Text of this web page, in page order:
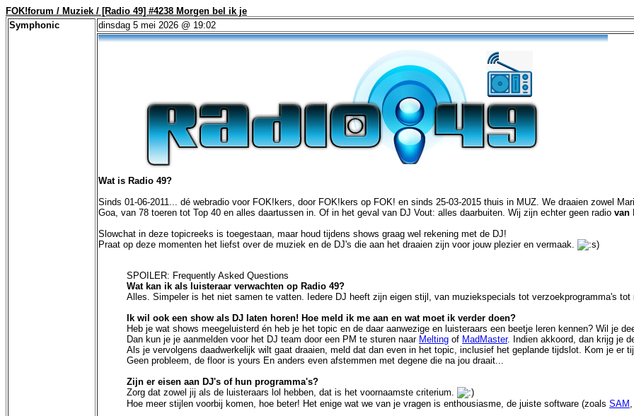
FOK!forum / Muziek / [Radio 49] #4238 Morgen bel ik je
Symphonic
dinsdag 5 mei 2026 @ 19:02
Wat is Radio 49?
Sinds 01-06-2011... dé webradio voor FOK!kers, door FOK!kers op FOK! en sinds 25-03-2015 thuis in MUZ. We draaien zowel
Goa, van 78 toeren tot Top 40 en alles daartussen in. Of in het geval van DJ Vout: alles daarbuiten. Wij zijn echter geen radio van
Slowchat in deze topicreeks is toegestaan, maar houd tijdens shows graag wel rekening met de DJ!
Praat op deze momenten het liefst over de muziek en de DJ's die aan het draaien zijn voor jouw plezier en vermaak.
SPOILER: Frequently Asked Questions
Wat kan ik als luisteraar verwachten op Radio 49?
Alles. Simpeler is het niet samen te vatten. Iedere DJ heeft zijn eigen stijl, van muziekspecials tot verzoekprogramma's
Ik wil ook een show als DJ laten horen! Hoe meld ik me aan en wat moet ik verder doen?
Heb je wat shows meegeluisterd én heb je het topic en de daar aanwezige en luisteraars een beetje leren kennen? Wil je
Dan kun je je aanmelden voor het DJ team door een PM te sturen naar Melting of MadMaster. Indien akkoord, dan krijg je
Als je vervolgens daadwerkelijk wilt gaat draaien, meld dat dan even in het topic, inclusief het geplande tijdslot. Kom je er
Geen probleem, de floor is yours En anders even afstemmen met degene die na jou draait...
Zijn er eisen aan DJ's of hun programma's?
Zorg dat zowel jij als de luisteraars lol hebben, dat is het voornaamste criterium.
Hoe meer stijlen voorbij komen, hoe beter! Het enige wat we van je vragen is enthousiasme, de juiste software (zoals SAM ,